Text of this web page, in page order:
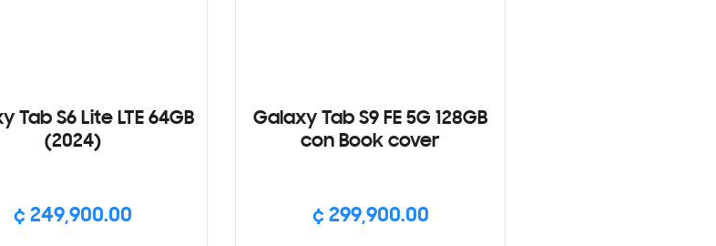
Tab S6 Lite LTE 64GB
(2024)
¢ 249,900.00
Galaxy Tab S9 FE 5G 128GB
con Book cover
¢ 299,900.00